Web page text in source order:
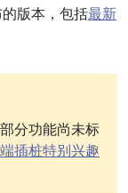
版本，包括最新
分功能尚未标
插桩特别兴趣